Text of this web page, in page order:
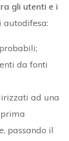
gli utenti e i
autodifesa:
da fonti
ad una
passando il